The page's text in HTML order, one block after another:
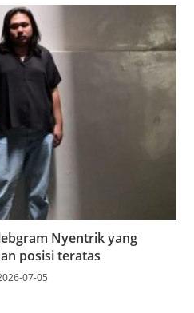
Nyentrik yang
posisi teratas
07-05